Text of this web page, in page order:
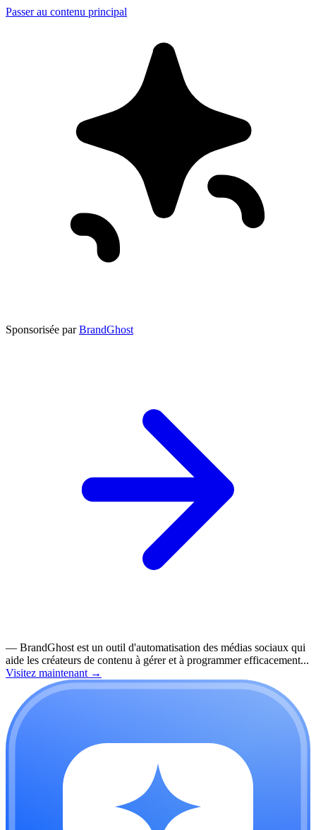
Passer au contenu principal
Sponsorisée par BrandGhost
— BrandGhost est un outil d'automatisation des médias sociaux qui
aide les créateurs de contenu à gérer et à programmer efficacement...
Visitez maintenant →